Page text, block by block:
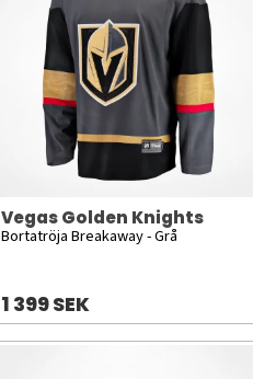
Vegas Golden Knights
Bortatröja Breakaway - Grå
1 399 SEK